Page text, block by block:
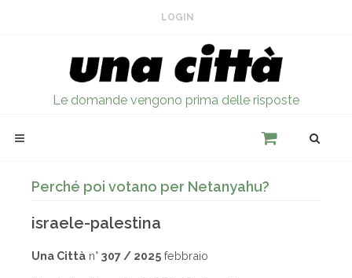
LOGIN
Le domande vengono prima delle risposte
Perché poi votano per Netanyahu?
israele-palestina
Una Città n° 307 / 2025 febbraio